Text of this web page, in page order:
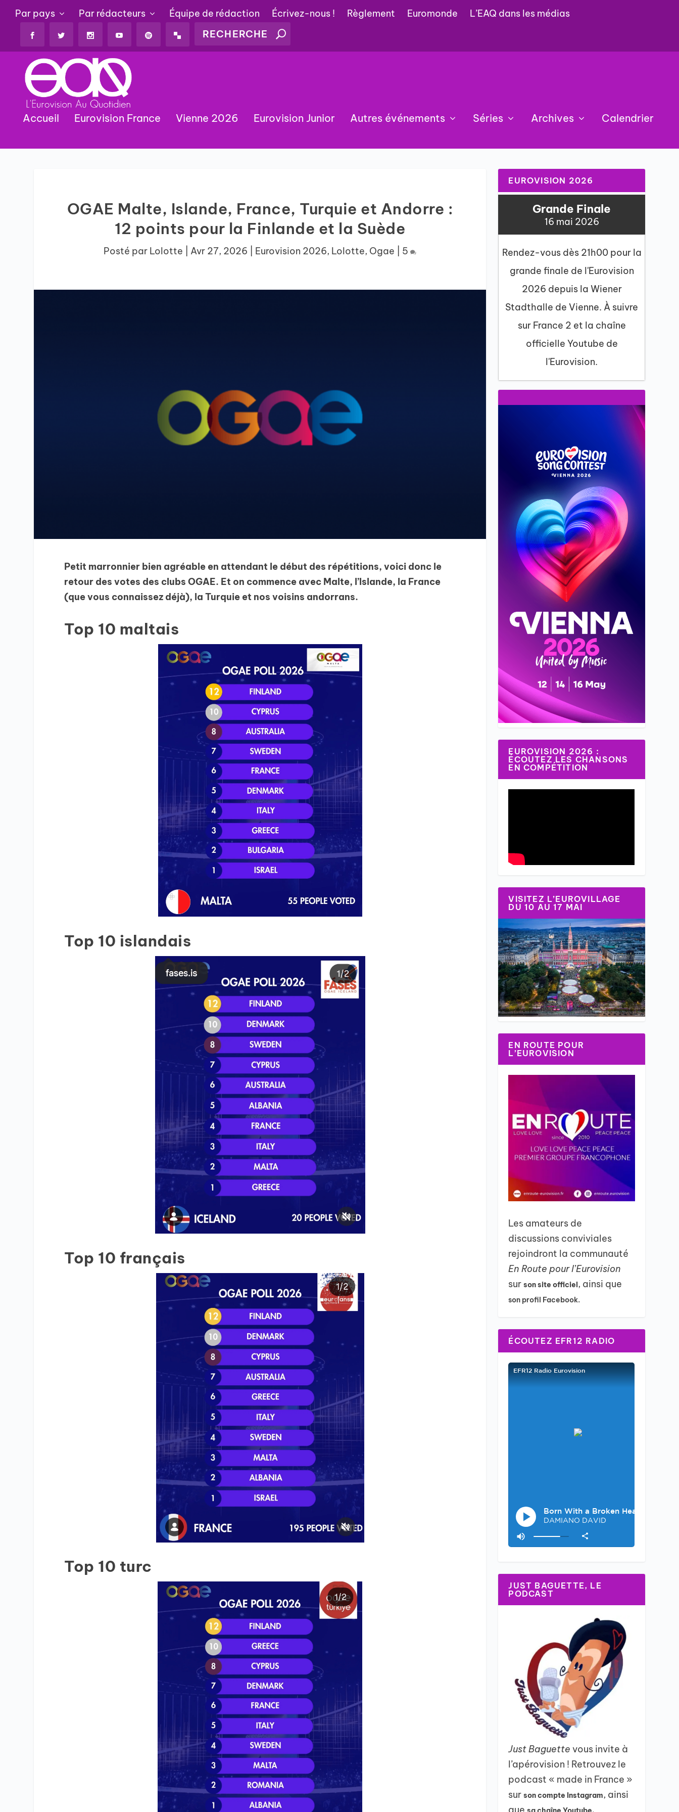
Par pays Par rédacteurs Équipe de rédaction Écrivez-nous ! Règlement Euromonde L’EAQ dans les médias
Accueil Eurovision France Vienne 2026 Eurovision Junior Autres événements Séries Archives Calendrier
OGAE Malte, Islande, France, Turquie et Andorre :
12 points pour la Finlande et la Suède
Posté par Lolotte Avr 27, 2026 Eurovision 2026, Lolotte, Ogae 5
Petit marronnier bien agréable en attendant le début des répétitions, voici donc le
retour des votes des clubs OGAE. Et on commence avec Malte, l’Islande, la France
(que vous connaissez déjà), la Turquie et nos voisins andorrans.
Top 10 maltais
Top 10 islandais
Top 10 français
Top 10 turc
EUROVISION 2026
Grande Finale
16 mai 2026
Rendez-vous dès 21h00 pour la
grande finale de l'Eurovision
2026 depuis la Wiener
Stadthalle de Vienne. À suivre
sur France 2 et la chaîne
officielle Youtube de
l'Eurovision.
EUROVISION 2026 :
ÉCOUTEZ LES CHANSONS
EN COMPÉTITION
VISITEZ L’EUROVILLAGE
DU 10 AU 17 MAI
EN ROUTE POUR
L’EUROVISION
Les amateurs de
discussions conviviales
rejoindront la communauté
En Route pour l’Eurovision
surson site officiel, ainsi que
son profil Facebook.
ÉCOUTEZ EFR12 RADIO
JUST BAGUETTE, LE
PODCAST
Just Baguettevous invite à
l’apérovision ! Retrouvez le
podcast « made in France »
surson compte Instagram, ainsi